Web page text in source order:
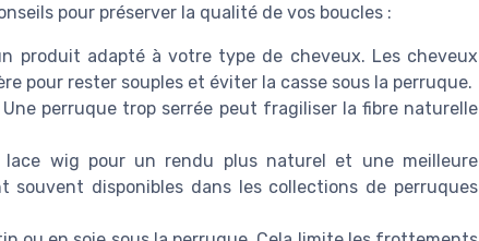
pour préserver la qualité de vos boucles :
produit adapté à votre type de cheveux. Les cheveux
pour rester souples et éviter la casse sous la perruque.
perruque trop serrée peut fragiliser la fibre naturelle
wig pour un rendu plus naturel et une meilleure
souvent disponibles dans les collections de perruques